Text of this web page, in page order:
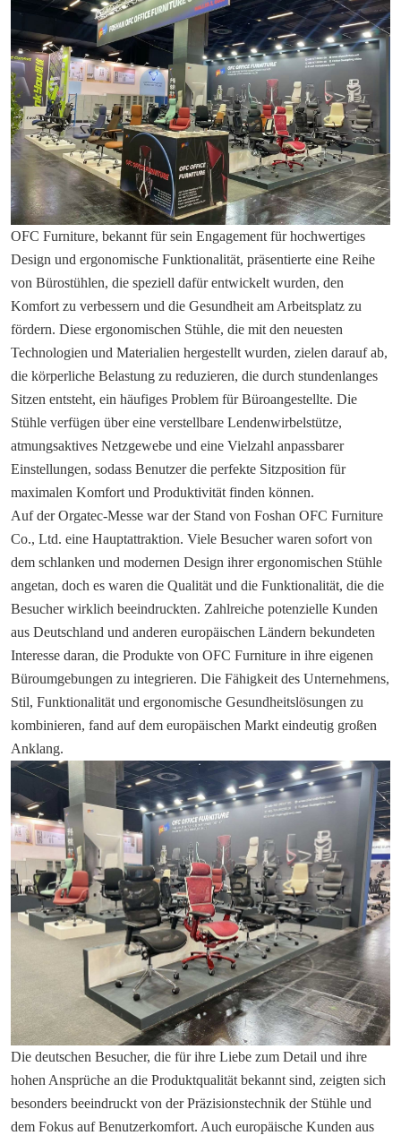
OFC Furniture, bekannt für sein Engagement für hochwertiges
Design und ergonomische Funktionalität, präsentierte eine Reihe
von Bürostühlen, die speziell dafür entwickelt wurden, den
Komfort zu verbessern und die Gesundheit am Arbeitsplatz zu
fördern. Diese ergonomischen Stühle, die mit den neuesten
Technologien und Materialien hergestellt wurden, zielen darauf ab,
die körperliche Belastung zu reduzieren, die durch stundenlanges
Sitzen entsteht, ein häufiges Problem für Büroangestellte. Die
Stühle verfügen über eine verstellbare Lendenwirbelstütze,
atmungsaktives Netzgewebe und eine Vielzahl anpassbarer
Einstellungen, sodass Benutzer die perfekte Sitzposition für
maximalen Komfort und Produktivität finden können.
Auf der Orgatec-Messe war der Stand von Foshan OFC Furniture
Co., Ltd. eine Hauptattraktion. Viele Besucher waren sofort von
dem schlanken und modernen Design ihrer ergonomischen Stühle
angetan, doch es waren die Qualität und die Funktionalität, die die
Besucher wirklich beeindruckten. Zahlreiche potenzielle Kunden
aus Deutschland und anderen europäischen Ländern bekundeten
Interesse daran, die Produkte von OFC Furniture in ihre eigenen
Büroumgebungen zu integrieren. Die Fähigkeit des Unternehmens,
Stil, Funktionalität und ergonomische Gesundheitslösungen zu
kombinieren, fand auf dem europäischen Markt eindeutig großen
Anklang.
Die deutschen Besucher, die für ihre Liebe zum Detail und ihre
hohen Ansprüche an die Produktqualität bekannt sind, zeigten sich
besonders beeindruckt von der Präzisionstechnik der Stühle und
dem Fokus auf Benutzerkomfort. Auch europäische Kunden aus